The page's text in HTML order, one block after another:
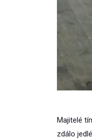
Majitelé
zdálo